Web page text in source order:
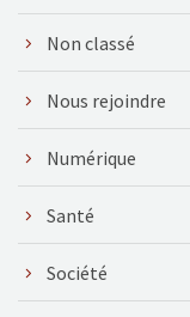
Non classé
Nous rejoindre
Numérique
Santé
Société